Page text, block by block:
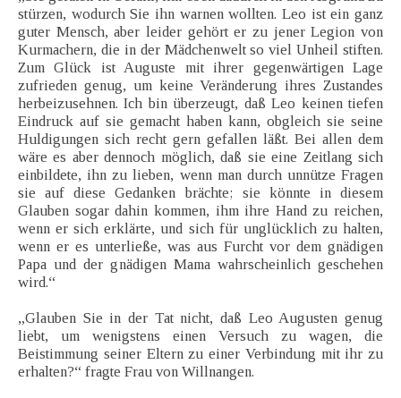
stürzen, wodurch Sie ihn warnen wollten. Leo ist ein ganz
guter Mensch, aber leider gehört er zu jener Legion von
Kurmachern, die in der Mädchenwelt so viel Unheil stiften.
Zum Glück ist Auguste mit ihrer gegenwärtigen Lage
zufrieden genug, um keine Veränderung ihres Zustandes
herbeizusehnen. Ich bin überzeugt, daß Leo keinen tiefen
Eindruck auf sie gemacht haben kann, obgleich sie seine
Huldigungen sich recht gern gefallen läßt. Bei allen dem
wäre es aber dennoch möglich, daß sie eine Zeitlang sich
einbildete, ihn zu lieben, wenn man durch unnütze Fragen
sie auf diese Gedanken brächte; sie könnte in diesem
Glauben sogar dahin kommen, ihm ihre Hand zu reichen,
wenn er sich erklärte, und sich für unglücklich zu halten,
wenn er es unterließe, was aus Furcht vor dem gnädigen
Papa und der gnädigen Mama wahrscheinlich geschehen
wird.“
„Glauben Sie in der Tat nicht, daß Leo Augusten genug
liebt, um wenigstens einen Versuch zu wagen, die
Beistimmung seiner Eltern zu einer Verbindung mit ihr zu
erhalten?“ fragte Frau von Willnangen.